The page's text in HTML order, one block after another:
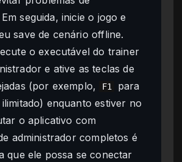
seguida, inicie o jogo e
save de cenário offline.
o executável do trainer
e ative as teclas de
(por exemplo,
F1
para
enquanto estiver no
o aplicativo com
administrador completos é
que ele possa se conectar